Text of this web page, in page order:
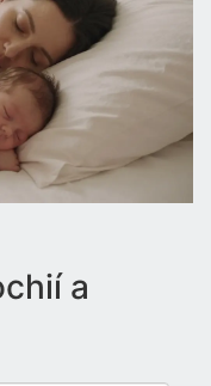
a